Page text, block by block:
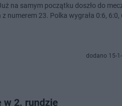
na samym początku doszło do
numerem 23. Polka wygrała 0:6, 6:0,
dodano 15-
w 2. rundzie